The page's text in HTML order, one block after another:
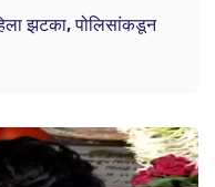
झटका, पोलिसांकडून